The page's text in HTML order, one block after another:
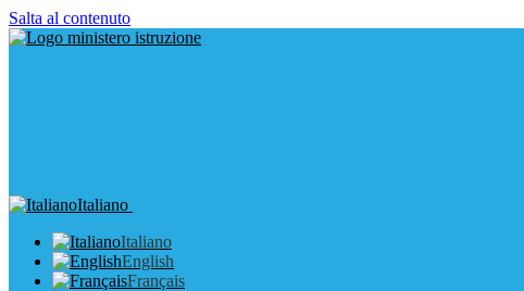
Salta al contenuto
Italiano
Italiano
English
Français